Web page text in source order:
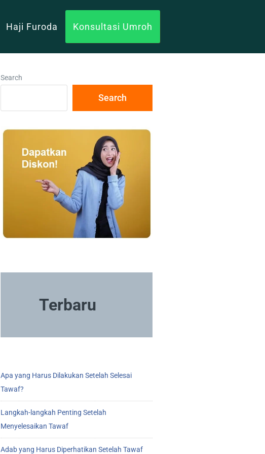
Haji Furoda Konsultasi Umroh
Search
Search
Terbaru
Apa yang Harus Dilakukan Setelah Selesai
Tawaf?
Langkah-langkah Penting Setelah
Menyelesaikan Tawaf
Adab yang Harus Diperhatikan Setelah Tawaf